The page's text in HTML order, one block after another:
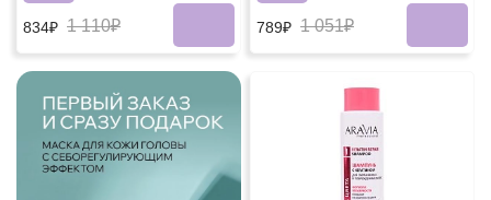
834₽ 1 110₽ 789₽ 1 051₽